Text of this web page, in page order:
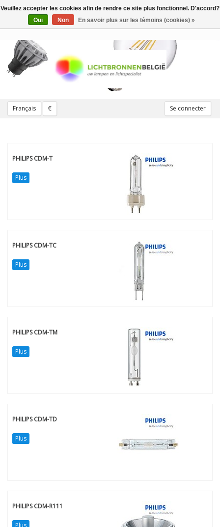
Français € Se connecter
Toggle
navigation
PHILIPS CDM-T
Plus
PHILIPS CDM-TC
Plus
PHILIPS CDM-TM
Plus
PHILIPS CDM-TD
Plus
PHILIPS CDM-R111
Plus
Veuillez accepter les cookies afin de rendre ce site plus fonctionnel. D'accord?
Oui
Non En savoir plus sur les témoins (cookies) »